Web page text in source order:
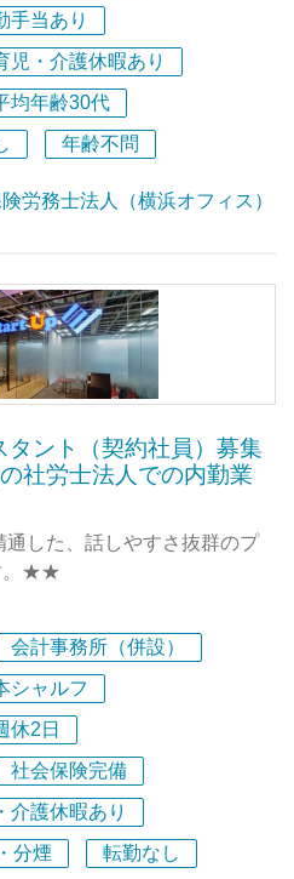
でも通用する
ョナルへとつながります。
ロフェッショナル集団を目指
す。
スタイルを活かしながら、
に挑戦したい方を歓迎しま
いただけるように、採用ムー
★★
のいいところを聞いてみた』
所 社員に密着させてもらえま
トップに出てきます。
もらえませんか？』では、
！ぜひご覧ください。
ャー企業です。
、これからの組織のカルチャ
織を育てていく経験は、他の
せん。
値あるサービスを届けるた
磨き続けています。
手当あり
児・介護休暇あり
均年齢30代
年齢不問
労務士法人（横浜オフィス）
ント（契約社員）募集
社労士法人での内勤業
した、話しやすさ抜群のプ
。★★
なる創業時の支援はもちろ
広くサポートします。お客様
ナーとして、高評をいただい
いて、日々新しいことに挑戦
既にあるやり方を押し付ける
会計事務所（併設）
シャルフ
休2日
社会保険完備
介護休暇あり
分煙 転勤なし